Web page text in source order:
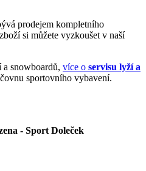
prodejem kompletního
si můžete vyzkoušet v naší
snowboardů, více o servisu lyží a
sportovního vybavení.
- Sport Doleček